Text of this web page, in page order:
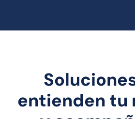
entienden tu